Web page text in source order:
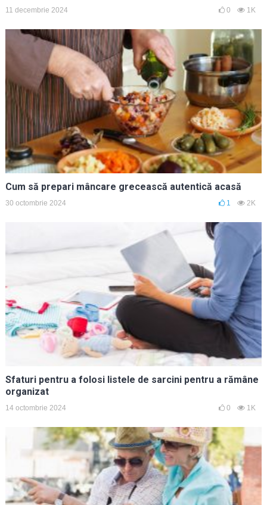
11 decembrie 2024 0 1K
Cum să prepari mâncare grecească autentică acasă
30 octombrie 2024 1 2K
Sfaturi pentru a folosi listele de sarcini pentru a rămâne
organizat
14 octombrie 2024 0 1K